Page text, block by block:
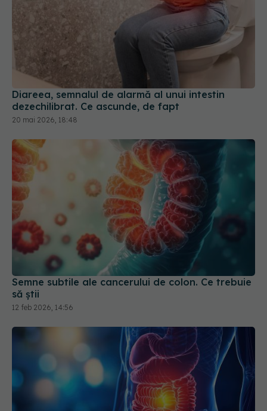
Diareea, semnalul de alarmă al unui intestin
dezechilibrat. Ce ascunde, de fapt
20 mai 2026, 18:48
Semne subtile ale cancerului de colon. Ce trebuie
să știi
12 feb 2026, 14:56